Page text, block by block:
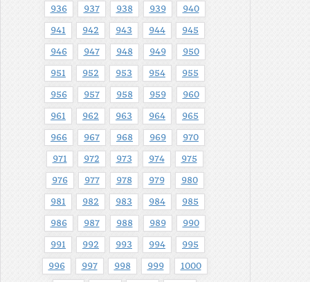
936 937 938 939 940
941 942 943 944 945
946 947 948 949 950
951 952 953 954 955
956 957 958 959 960
961 962 963 964 965
966 967 968 969 970
971 972 973 974 975
976 977 978 979 980
981 982 983 984 985
986 987 988 989 990
991 992 993 994 995
996 997 998 999 1000